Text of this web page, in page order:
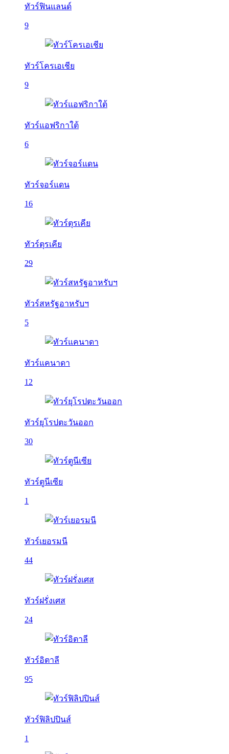
ทัวร์ฟินแลนด์
9
ทัวร์โครเอเชีย
9
ทัวร์แอฟริกาใต้
6
ทัวร์จอร์แดน
16
ทัวร์ตุรเคีย
29
ทัวร์สหรัฐอาหรับฯ
5
ทัวร์แคนาดา
12
ทัวร์ยุโรปตะวันออก
30
ทัวร์ตูนีเซีย
1
ทัวร์เยอรมนี
44
ทัวร์ฝรั่งเศส
24
ทัวร์อิตาลี
95
ทัวร์ฟิลิปปินส์
1